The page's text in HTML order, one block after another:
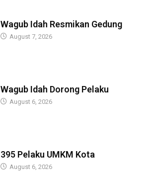
Wagub Idah Resmikan Gedung
August 7, 2026
Wagub Idah Dorong Pelaku
August 6, 2026
395 Pelaku UMKM Kota
August 6, 2026